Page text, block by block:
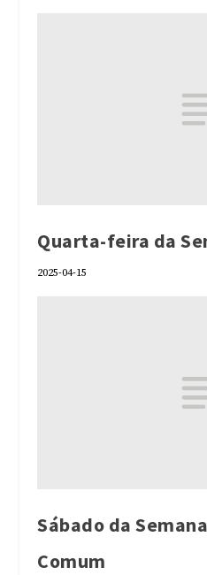
Quarta-feira da
2025-04-15
Sábado da
Comum